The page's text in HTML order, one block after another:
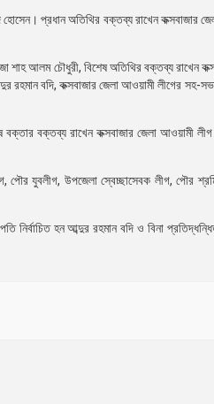
প্রধান অতিথির বক্তব্য রাখেন কক্সবাজার
শাহ আলম চৌধুরী, বিশেষ অতিথির বক্তব্য রাখেন
রহমান বদি, কক্সবাজার জেলা আওয়ামী লীগের সহ-
বক্তব্য রাখেন কক্সবাজার জেলা আওয়ামী
যুবলীগ, উপজেলা স্বেচ্ছাসেবক লীগ, পৌর
হন আব্দুর রহমান বদি ও বিনা